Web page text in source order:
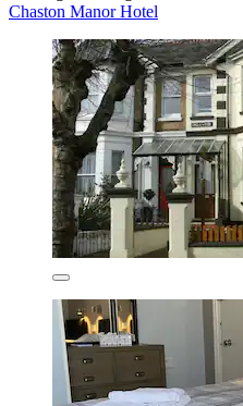
Chaston Manor Hotel